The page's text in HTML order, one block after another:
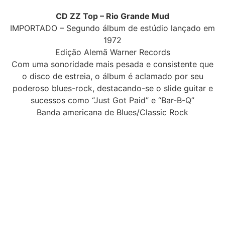
CD ZZ Top – Rio Grande Mud
IMPORTADO – Segundo álbum de estúdio lançado em
1972
Edição Alemã Warner Records
Com uma sonoridade mais pesada e consistente que
o disco de estreia, o álbum é aclamado por seu
poderoso blues-rock, destacando-se o slide guitar e
sucessos como “Just Got Paid” e “Bar-B-Q”
Banda americana de Blues/Classic Rock